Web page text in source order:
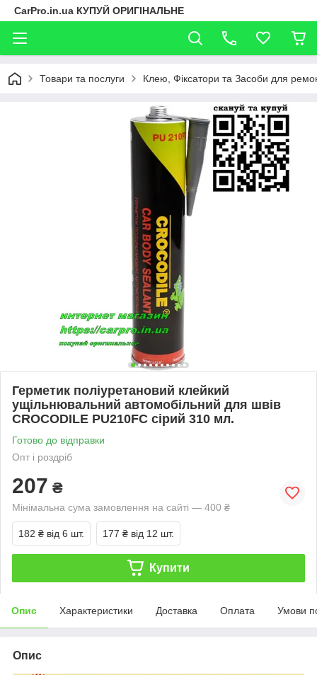
CarPro.in.ua КУПУЙ ОРИГІНАЛЬНЕ
Товари та послуги Клею, Фіксатори та Засоби для
Герметик поліуретановий клейкий
ущільнювальний автомобільний для швів
CROCODILE PU210FC сірий 310 мл.
Готово до відправки
Опт і роздріб
207 ₴
Мінімальна сума замовлення на сайті — 400 ₴
182 ₴ від 6 шт. 177 ₴ від 12 шт.
Купити
Опис Характеристики Доставка Оплата Умови
Опис